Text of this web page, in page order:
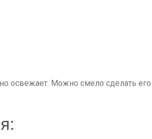
освежает. Можно смело сделать его